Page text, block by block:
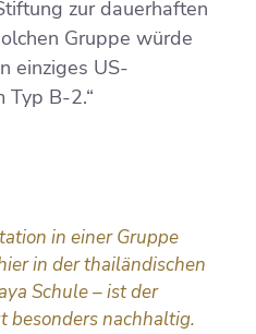
zur dauerhaften
Gruppe würde
einziges US-
Typ B-2.“
in einer Gruppe
in der thailändischen
Schule – ist der
besonders nachhaltig.